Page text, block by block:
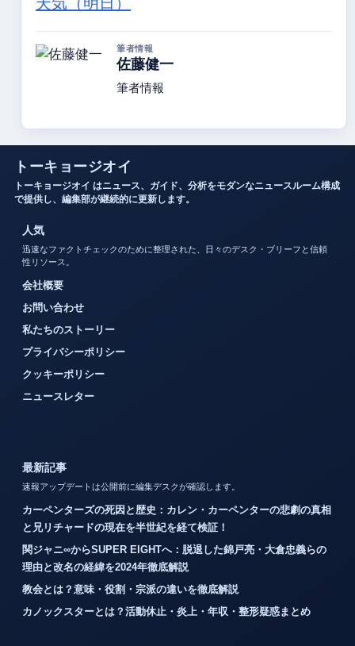
筆者情報
佐藤健一
筆者情報
トーキョージオイ
トーキョージオイ はニュース、ガイド、分析をモダンなニュースルーム構成
で提供し、編集部が継続的に更新します。
人気
迅速なファクトチェックのために整理された、日々のデスク・ブリーフと信頼
性リソース。
会社概要
お問い合わせ
私たちのストーリー
プライバシーポリシー
クッキーポリシー
ニュースレター
最新記事
速報アップデートは公開前に編集デスクが確認します。
カーペンターズの死因と歴史：カレン・カーペンターの悲劇の真相
と兄リチャードの現在を半世紀を経て検証！
関ジャニ∞からSUPER EIGHTへ：脱退した錦戸亮・大倉忠義らの
理由と改名の経緯を2024年徹底解説
教会とは？意味・役割・宗派の違いを徹底解説
カノックスターとは？活動休止・炎上・年収・整形疑惑まとめ